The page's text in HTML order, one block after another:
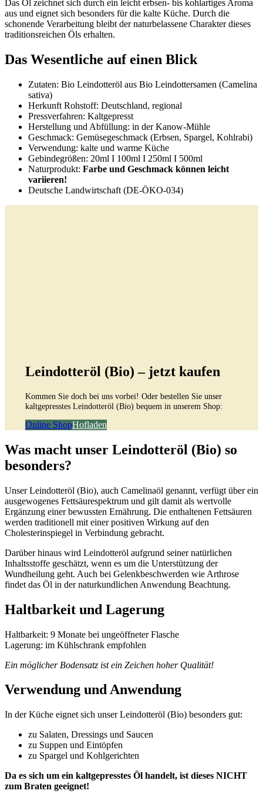
Das Öl zeichnet sich durch ein leicht erbsen- bis kohlartiges Aroma
aus und eignet sich besonders für die kalte Küche. Durch die
schonende Verarbeitung bleibt der naturbelassene Charakter dieses
traditionsreichen Öls erhalten.
Das Wesentliche auf einen Blick
Zutaten: Bio Leindotteröl aus Bio Leindottersamen (Camelina
sativa)
Herkunft Rohstoff: Deutschland, regional
Pressverfahren: Kaltgepresst
Herstellung und Abfüllung: in der Kanow-Mühle
Geschmack: Gemüsegeschmack (Erbsen, Spargel, Kohlrabi)
Verwendung: kalte und warme Küche
Gebindegrößen: 20ml I 100ml I 250ml I 500ml
Naturprodukt: Farbe und Geschmack können leicht
variieren!
Deutsche Landwirtschaft (DE-ÖKO-034)
Leindotteröl (Bio) – jetzt kaufen
Kommen Sie doch bei uns vorbei! Oder bestellen Sie unser
kaltgepresstes Leindotteröl (Bio) bequem in unserem Shop:
Online ShopHofladen
Was macht unser Leindotteröl (Bio) so
besonders?
Unser Leindotteröl (Bio), auch Camelinaöl genannt, verfügt über ein
ausgewogenes Fettsäurespektrum und gilt damit als wertvolle
Ergänzung einer bewussten Ernährung. Die enthaltenen Fettsäuren
werden traditionell mit einer positiven Wirkung auf den
Cholesterinspiegel in Verbindung gebracht.
Darüber hinaus wird Leindotteröl aufgrund seiner natürlichen
Inhaltsstoffe geschätzt, wenn es um die Unterstützung der
Wundheilung geht. Auch bei Gelenkbeschwerden wie Arthrose
findet das Öl in der naturkundlichen Anwendung Beachtung.
Haltbarkeit und Lagerung
Haltbarkeit: 9 Monate bei ungeöffneter Flasche
Lagerung: im Kühlschrank empfohlen
Ein möglicher Bodensatz ist ein Zeichen hoher Qualität!
Verwendung und Anwendung
In der Küche eignet sich unser Leindotteröl (Bio) besonders gut:
zu Salaten, Dressings und Saucen
zu Suppen und Eintöpfen
zu Spargel und Kohlgerichten
Da es sich um ein kaltgepresstes Öl handelt, ist dieses NICHT
zum Braten geeignet!